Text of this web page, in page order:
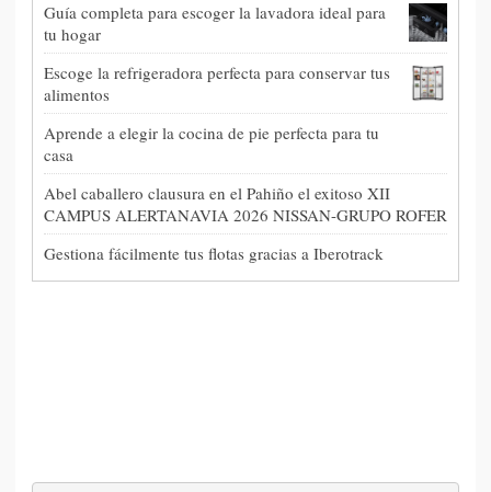
Guía completa para escoger la lavadora ideal para
tu hogar
Escoge la refrigeradora perfecta para conservar tus
alimentos
Aprende a elegir la cocina de pie perfecta para tu
casa
Abel caballero clausura en el Pahiño el exitoso XII
CAMPUS ALERTANAVIA 2026 NISSAN-GRUPO ROFER
Gestiona fácilmente tus flotas gracias a Iberotrack